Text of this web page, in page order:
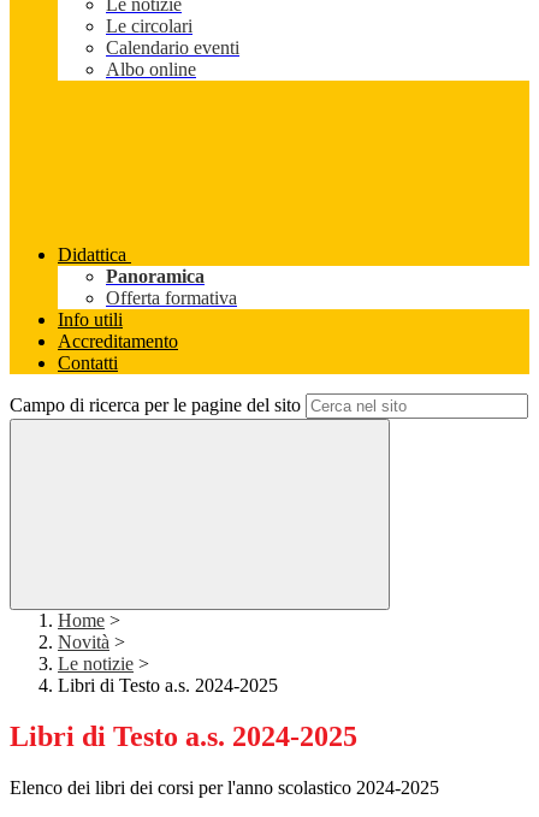
Le notizie
Le circolari
Calendario eventi
Albo online
Didattica
Panoramica
Offerta formativa
Info utili
Accreditamento
Contatti
Campo di ricerca per le pagine del sito
Home >
Novità >
Le notizie >
Libri di Testo a.s. 2024-2025
Libri di Testo a.s. 2024-2025
Elenco dei libri dei corsi per l'anno scolastico 2024-2025